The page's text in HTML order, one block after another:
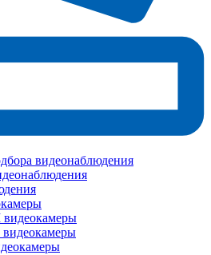
видеонаблюдения